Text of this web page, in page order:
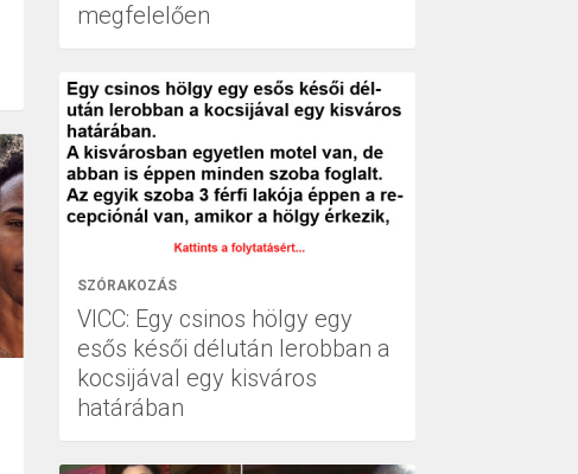
megfelelően
SZÓRAKOZÁS
VICC: Egy csinos hölgy egy
esős késői délután lerobban a
kocsijával egy kisváros
határában